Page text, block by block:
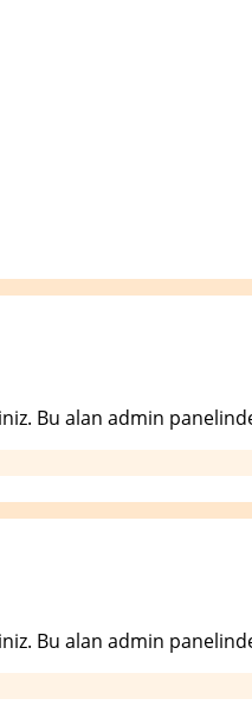
Bu alan admin
Bu alan admin